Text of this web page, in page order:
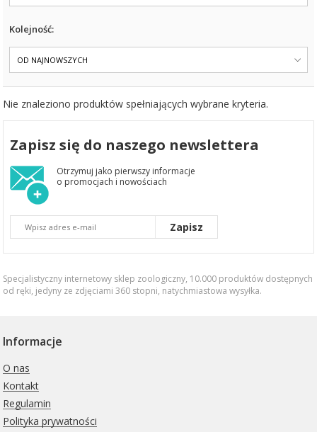
Kolejność:
OD NAJNOWSZYCH
Nie znaleziono produktów spełniających wybrane kryteria.
Zapisz się do naszego newslettera
Otrzymuj jako pierwszy informacje
o promocjach i nowościach
Zapisz
Specjalistyczny internetowy sklep zoologiczny, 10.000 produktów dostępnych
od ręki, jedyny ze zdjęciami 360 stopni, natychmiastowa wysyłka.
Informacje
O nas
Kontakt
Regulamin
Polityka prywatności